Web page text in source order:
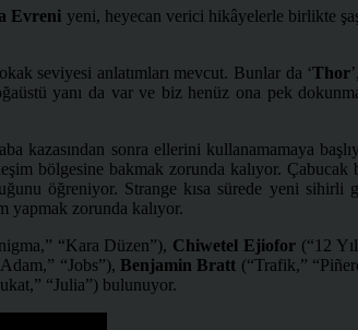
Evreni yeni, heyecan verici hikâyelerle ­birlikte
seviyesi anlatımları mevcut. Bunlar da ‘Thor
yanı da var ve biz henüz ona pek
sonra ellerini kullanamamaya
bölgesine bakmak zorunda kalıyor. Çabucak
öğreniyor. Strange kısa sürede yeni sihirli
yapmak zorunda kalıyor.
“Kara Düzen”), Chiwetel Ejiofor (“12
“Jobs”), Benjamin Bratt (“Trafik,”
“Julia”) bulunuyor.